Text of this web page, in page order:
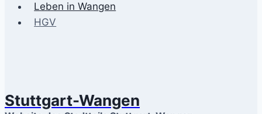
Leben in Wangen
HGV
Stuttgart-Wangen